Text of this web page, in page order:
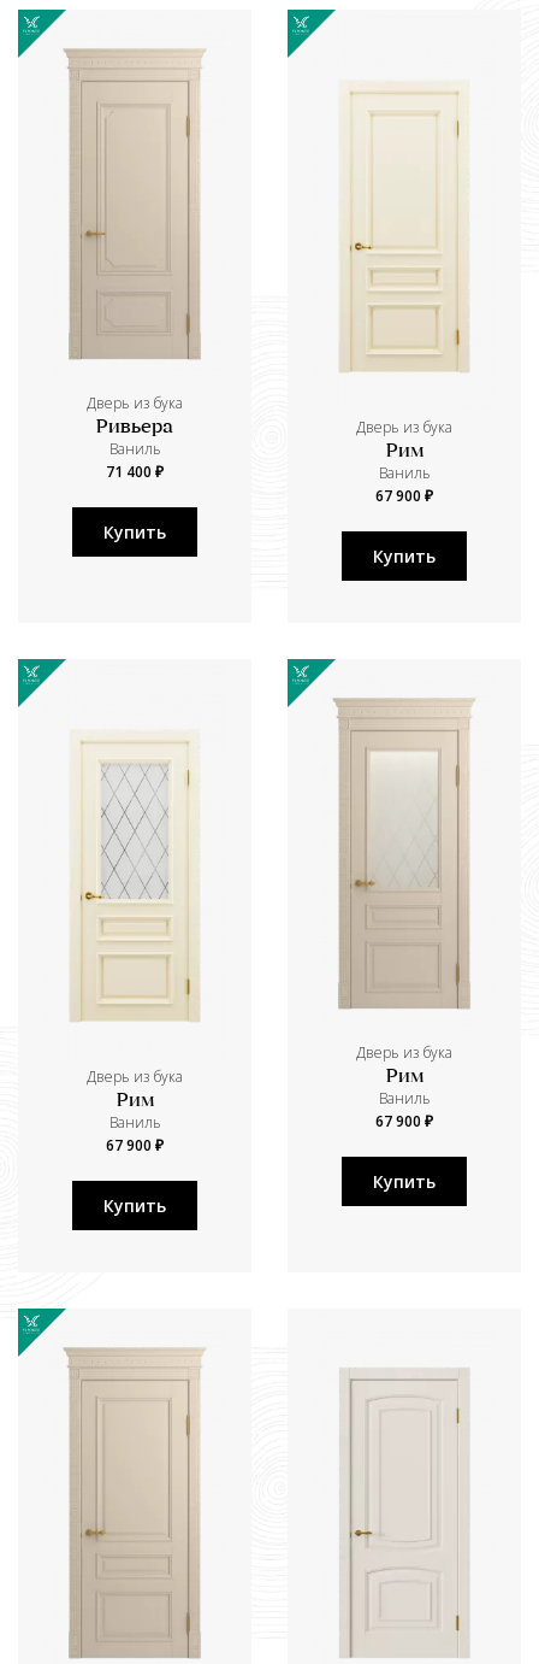
Дверь из бука
Ривьера
Ваниль
71 400 ₽
Купить
Дверь из бука
Рим
Ваниль
67 900 ₽
Купить
Дверь из бука
Рим
Ваниль
67 900 ₽
Купить
Дверь из бука
Рим
Ваниль
67 900 ₽
Купить